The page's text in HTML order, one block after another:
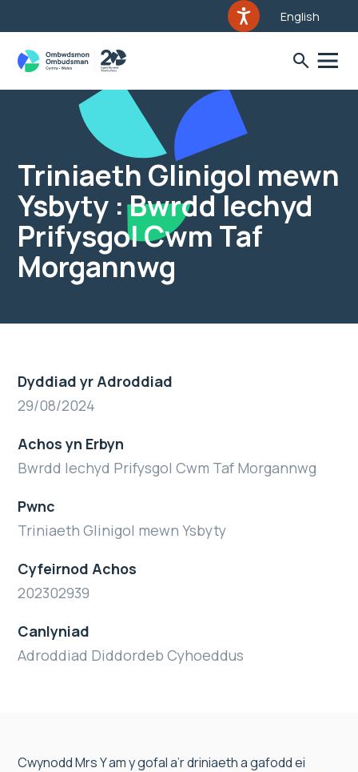
English
Triniaeth Glinigol mewn
Ysbyty : Bwrdd Iechyd
Prifysgol Cwm Taf
Morgannwg
Dyddiad yr Adroddiad
29/08/2024
Achos yn Erbyn
Bwrdd Iechyd Prifysgol Cwm Taf Morgannwg
Pwnc
Triniaeth Glinigol mewn Ysbyty
Cyfeirnod Achos
202302939
Canlyniad
Adroddiad Diddordeb Cyhoeddus
Cwynodd Mrs Y am y gofal a’r driniaeth a gafodd ei